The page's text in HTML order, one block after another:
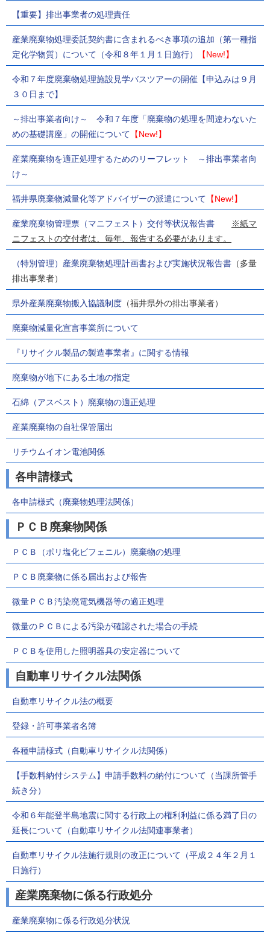
【重要】排出事業者の処理責任
産業廃棄物処理委託契約書に含まれるべき事項の追加（第一種指
定化学物質）について（令和８年１月１日施行）
【New!】
令和７年度廃棄物処理施設見学バスツアーの開催【申込みは９月
３０日まで】
～排出事業者向け～ 令和７年度「廃棄物の処理を間違わないた
めの基礎講座」の開催について 【New!】
産業廃棄物を適正処理するためのリーフレット ～排出事業者向
け～
福井県廃棄物減量化等アドバイザーの派遣について 【New!】
産業廃棄物管理票（マニフェスト）交付等状況報告書
※紙マ
ニフェストの交付者は、毎年、報告する必要があります。
（特別管理）産業廃棄物処理計画書および実施状況報告書 （多量
排出事業者）
県外産業廃棄物搬入協議制度 （福井県外の排出事業者）
廃棄物減量化宣言事業所について
『リサイクル製品の製造事業者』に関する情報
廃棄物が地下にある土地の指定
石綿（アスベスト）廃棄物の適正処理
産業廃棄物の自社保管届出
リチウムイオン電池関係
各申請様式
各申請様式（廃棄物処理法関係）
ＰＣＢ廃棄物関係
ＰＣＢ（ポリ塩化ビフェニル）廃棄物の処理
ＰＣＢ廃棄物に係る届出および報告
微量ＰＣＢ汚染廃電気機器等の適正処理
微量のＰＣＢによる汚染が確認された場合の手続
ＰＣＢを使用した照明器具の安定器について
自動車リサイクル法関係
自動車リサイクル法の概要
登録・許可事業者名簿
各種申請様式（自動車リサイクル法関係）
【手数料納付システム】申請手数料の納付について（当課所管手
続き分）
令和６年能登半島地震に関する行政上の権利利益に係る満了日の
延長について（自動車リサイクル法関連事業者）
自動車リサイクル法施行規則の改正について（平成２４年２月１
日施行）
産業廃棄物に係る行政処分
産業廃棄物に係る行政処分状況